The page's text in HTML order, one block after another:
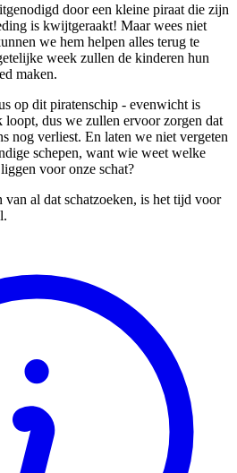
door een kleine piraat die zijn
is kwijtgeraakt! Maar wees niet
we hem helpen alles terug te
week zullen de kinderen hun
maken.
op dit piratenschip - evenwicht is
loopt, dus we zullen ervoor zorgen dat
nog verliest. En laten we niet vergeten
schepen, want wie weet welke
voor onze schat?
al dat schatzoeken, is het tijd voor